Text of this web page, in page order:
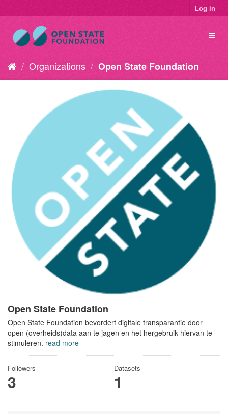
Log in
Organizations Open State Foundation
Open State Foundation
Open State Foundation bevordert digitale transparantie door
open (overheids)data aan te jagen en het hergebruik hiervan te
stimuleren. read more
Followers
3
Datasets
1